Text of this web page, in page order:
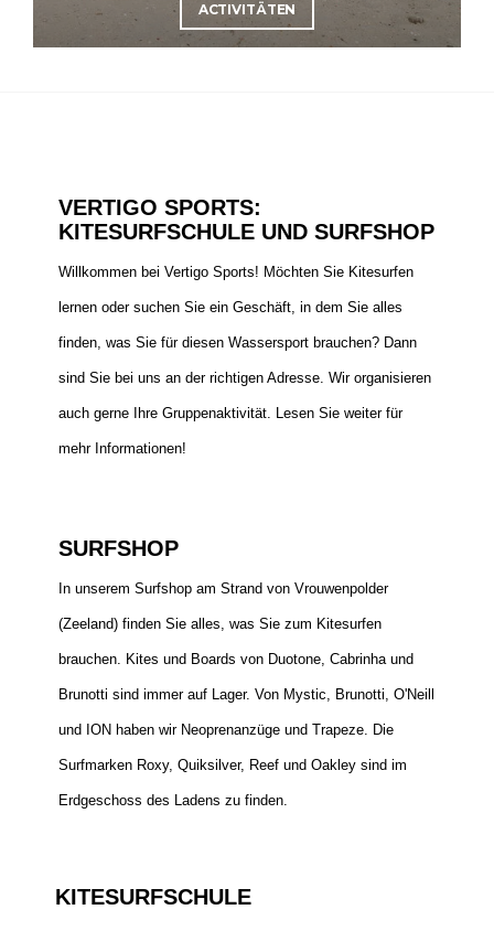
ACTIVITÄTEN
VERTIGO SPORTS:
KITESURFSCHULE UND SURFSHOP
Willkommen bei Vertigo Sports! Möchten Sie Kitesurfen
lernen oder suchen Sie ein Geschäft, in dem Sie alles
finden, was Sie für diesen Wassersport brauchen? Dann
sind Sie bei uns an der richtigen Adresse. Wir organisieren
auch gerne Ihre Gruppenaktivität. Lesen Sie weiter für
mehr Informationen!
SURFSHOP
In unserem Surfshop am Strand von Vrouwenpolder
(Zeeland) finden Sie alles, was Sie zum Kitesurfen
brauchen. Kites und Boards von Duotone, Cabrinha und
Brunotti sind immer auf Lager. Von Mystic, Brunotti, O'Neill
und ION haben wir Neoprenanzüge und Trapeze. Die
Surfmarken Roxy, Quiksilver, Reef und Oakley sind im
Erdgeschoss des Ladens zu finden.
KITESURFSCHULE